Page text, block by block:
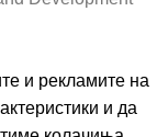
и рекламите на
и да